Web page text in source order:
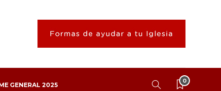
GENERAL 2025
0